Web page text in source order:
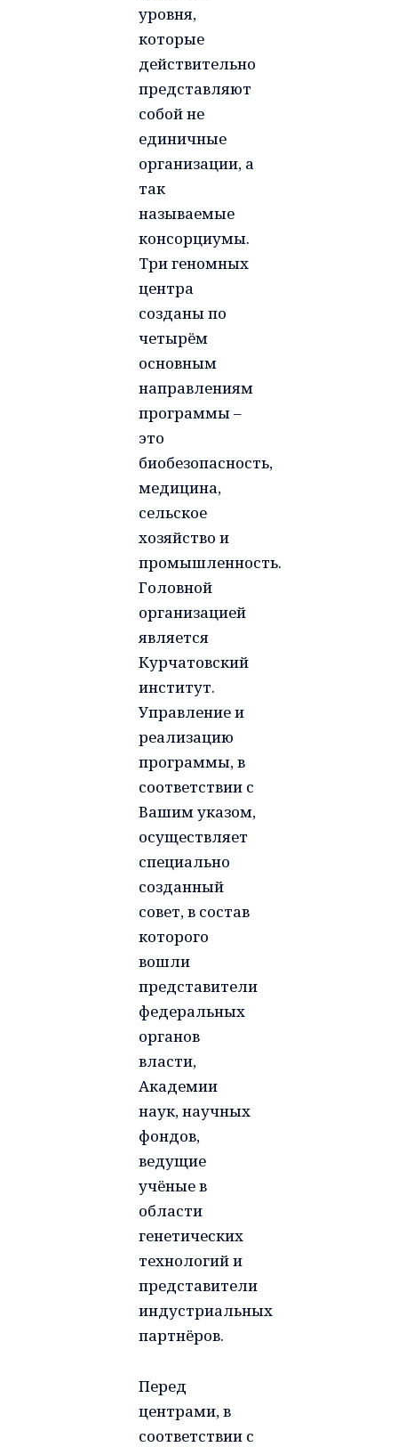
уровня,
которые
действительно
представляют
собой не
единичные
организации, а
так
называемые
консорциумы.
Три геномных
центра
созданы по
четырём
основным
направлениям
программы –
это
биобезопасность,
медицина,
сельское
хозяйство и
промышленность.
Головной
организацией
является
Курчатовский
институт.
Управление и
реализацию
программы, в
соответствии с
Вашим указом,
осуществляет
специально
созданный
совет, в состав
которого
вошли
представители
федеральных
органов
власти,
Академии
наук, научных
фондов,
ведущие
учёные в
области
генетических
технологий и
представители
индустриальных
партнёров.
Перед
центрами, в
соответствии с